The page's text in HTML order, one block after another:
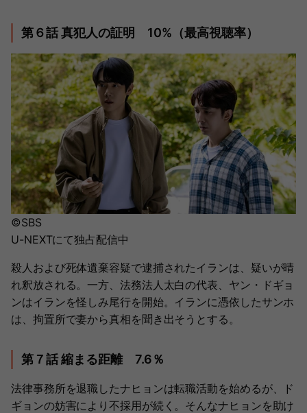
第６話 真犯人の証明 10%（最高視聴率）
©SBS
U-NEXTにて独占配信中
殺人および死体遺棄容疑で逮捕されたイランは、疑いが晴
れ釈放される。一方、法務法人太白の代表、ヤン・ドギョ
ンはイランを怪しみ尾行を開始。イランに憑依したサンホ
は、拘置所で妻から真相を聞き出そうとする。
第７話 縮まる距離 7.6％
法律事務所を退職したナヒョンは転職活動を始めるが、ド
ギョンの妨害により不採用が続く。そんなナヒョンを助け